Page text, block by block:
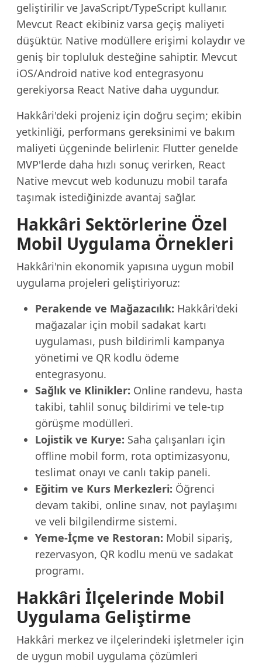
geliştirilir ve JavaScript/TypeScript kullanır.
Mevcut React ekibiniz varsa geçiş maliyeti
düşüktür. Native modüllere erişimi kolaydır ve
geniş bir topluluk desteğine sahiptir. Mevcut
iOS/Android native kod entegrasyonu
gerekiyorsa React Native daha uygundur.
Hakkâri'deki projeniz için doğru seçim; ekibin
yetkinliği, performans gereksinimi ve bakım
maliyeti üçgeninde belirlenir. Flutter genelde
MVP'lerde daha hızlı sonuç verirken, React
Native mevcut web kodunuzu mobil tarafa
taşımak istediğinizde avantaj sağlar.
Hakkâri Sektörlerine Özel
Mobil Uygulama Örnekleri
Hakkâri'nin ekonomik yapısına uygun mobil
uygulama projeleri geliştiriyoruz:
Perakende ve Mağazacılık: Hakkâri'deki
mağazalar için mobil sadakat kartı
uygulaması, push bildirimli kampanya
yönetimi ve QR kodlu ödeme
entegrasyonu.
Sağlık ve Klinikler: Online randevu, hasta
takibi, tahlil sonuç bildirimi ve tele-tıp
görüşme modülleri.
Lojistik ve Kurye: Saha çalışanları için
offline mobil form, rota optimizasyonu,
teslimat onayı ve canlı takip paneli.
Eğitim ve Kurs Merkezleri: Öğrenci
devam takibi, online sınav, not paylaşımı
ve veli bilgilendirme sistemi.
Yeme-İçme ve Restoran: Mobil sipariş,
rezervasyon, QR kodlu menü ve sadakat
programı.
Hakkâri İlçelerinde Mobil
Uygulama Geliştirme
Hakkâri merkez ve ilçelerindeki işletmeler için
de uygun mobil uygulama çözümleri